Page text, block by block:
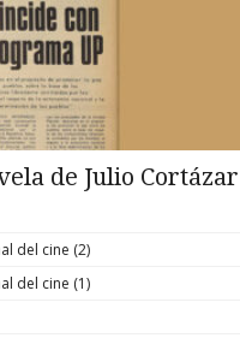
de Julio Cortázar
del cine (2)
del cine (1)